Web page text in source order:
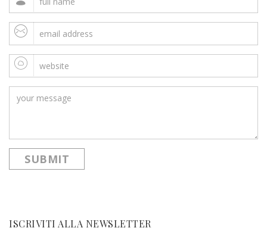
ISCRIVITI ALLA NEWSLETTER